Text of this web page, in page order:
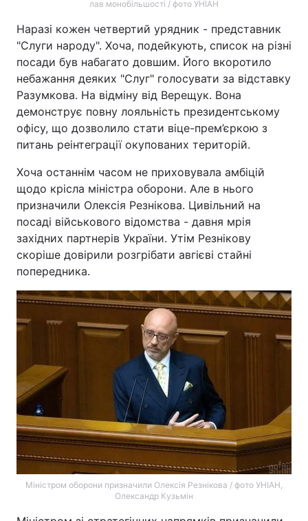
лав монобільшості / фото УНІАН
Наразі кожен четвертий урядник - представник
"Слуги народу". Хоча, подейкують, список на різні
посади був набагато довшим. Його вкоротило
небажання деяких "Слуг" голосувати за відставку
Разумкова. На відміну від Верещук. Вона
демонструє повну лояльність президентському
офісу, що дозволило стати віце-прем’єркою з
питань реінтеграції окупованих територій.
Хоча останнім часом не приховувала амбіцій
щодо крісла міністра оборони. Але в нього
призначили Олексія Резнікова. Цивільний на
посаді військового відомства - давня мрія
західних партнерів України. Утім Резнікову
скоріше довірили розгрібати авгієві стайні
попередника.
Міністром оборони призначили Олексія Резнікова / фото УНІАН,
Олександр Кузьмін